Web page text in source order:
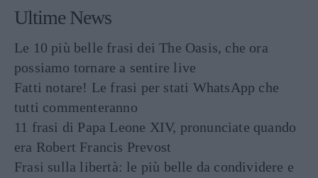
Ultime News
Le 10 più belle frasi dei The Oasis, che ora
possiamo tornare a sentire live
Fatti notare! Le frasi per stati WhatsApp che
tutti commenteranno
11 frasi di Papa Leone XIV, pronunciate quando
era Robert Francis Prevost
Frasi sulla libertà: le più belle da condividere e